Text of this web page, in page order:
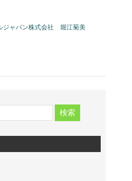
ャパン株式会社 堀江菊美